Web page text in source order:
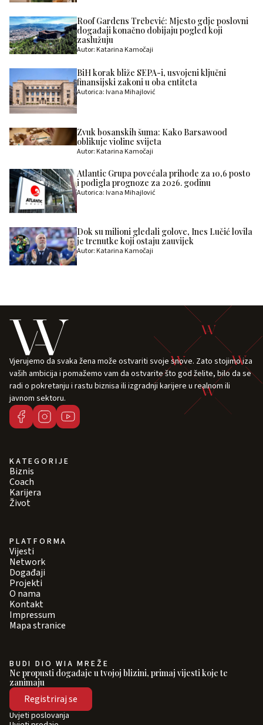
Roof Gardens Trebević: Mjesto gdje poslovni
događaji konačno dobijaju pogled koji
zaslužuju
Autor: Katarina Kamočaji
BiH korak bliže SEPA-i, usvojeni ključni
finansijski zakoni u oba entiteta
Autorica: Ivana Mihajlović
Zvuk bosanskih šuma: Kako Barsawood
oblikuje violine svijeta
Autor: Katarina Kamočaji
Atlantic Grupa povećala prihode za 10,6 posto
i podigla prognoze za 2026. godinu
Autorica: Ivana Mihajlović
Dok su milioni gledali golove, Ines Lučić lovila
je trenutke koji ostaju zauvijek
Autor: Katarina Kamočaji
Vjerujemo da svaka žena može ostvariti svoje snove. Zato stojimo iza
vaših ambicija i pomažemo vam da ostvarite što god želite, bilo da se
radi o pokretanju i rastu biznisa ili izgradnji karijere u realnom ili
javnom sektoru.
KATEGORIJE
Biznis
Coach
Karijera
Život
PLATFORMA
Vijesti
Network
Događaji
Projekti
O nama
Kontakt
Impressum
Mapa stranice
BUDI DIO WIA MREŽE
Ne propusti događaje u tvojoj blizini, primaj vijesti koje te
zanimaju
Registriraj se
Uvjeti poslovanja